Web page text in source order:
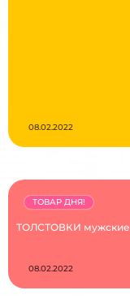
08.02.2022
ТОЛСТОВКИ мужские
ТОВАР ДНЯ!
08.02.2022